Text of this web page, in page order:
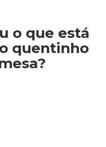
o que está
quentinho